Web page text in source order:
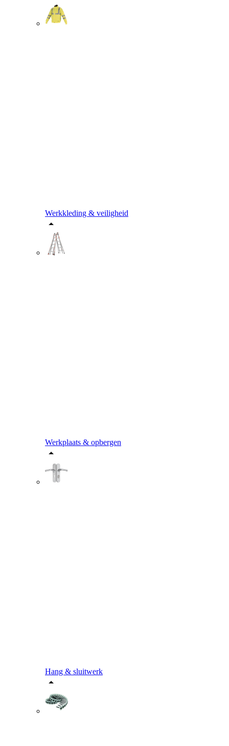
Werkkleding & veiligheid
Werkplaats & opbergen
Hang & sluitwerk